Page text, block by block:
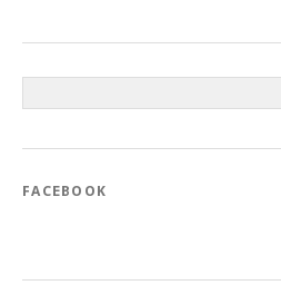
FACEBOOK